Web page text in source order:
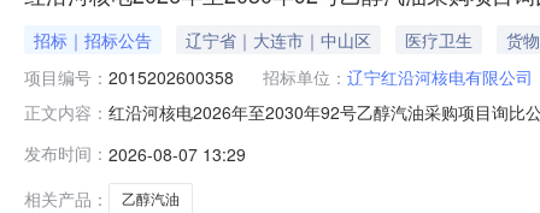
招标｜招标公告 辽宁省｜大连市｜中山区 医疗卫生
货物
项目编号： 2015202600358 招标单位： 辽宁红沿河核电有限公司
正文内容： 红沿河核电2026年至2030年92号乙醇汽油采购项目询比
项目类别：货物采购内容：92号乙醇汽油计划交付时间
发布时间： 2026-08-07 13:29
相关产品：
乙醇汽油